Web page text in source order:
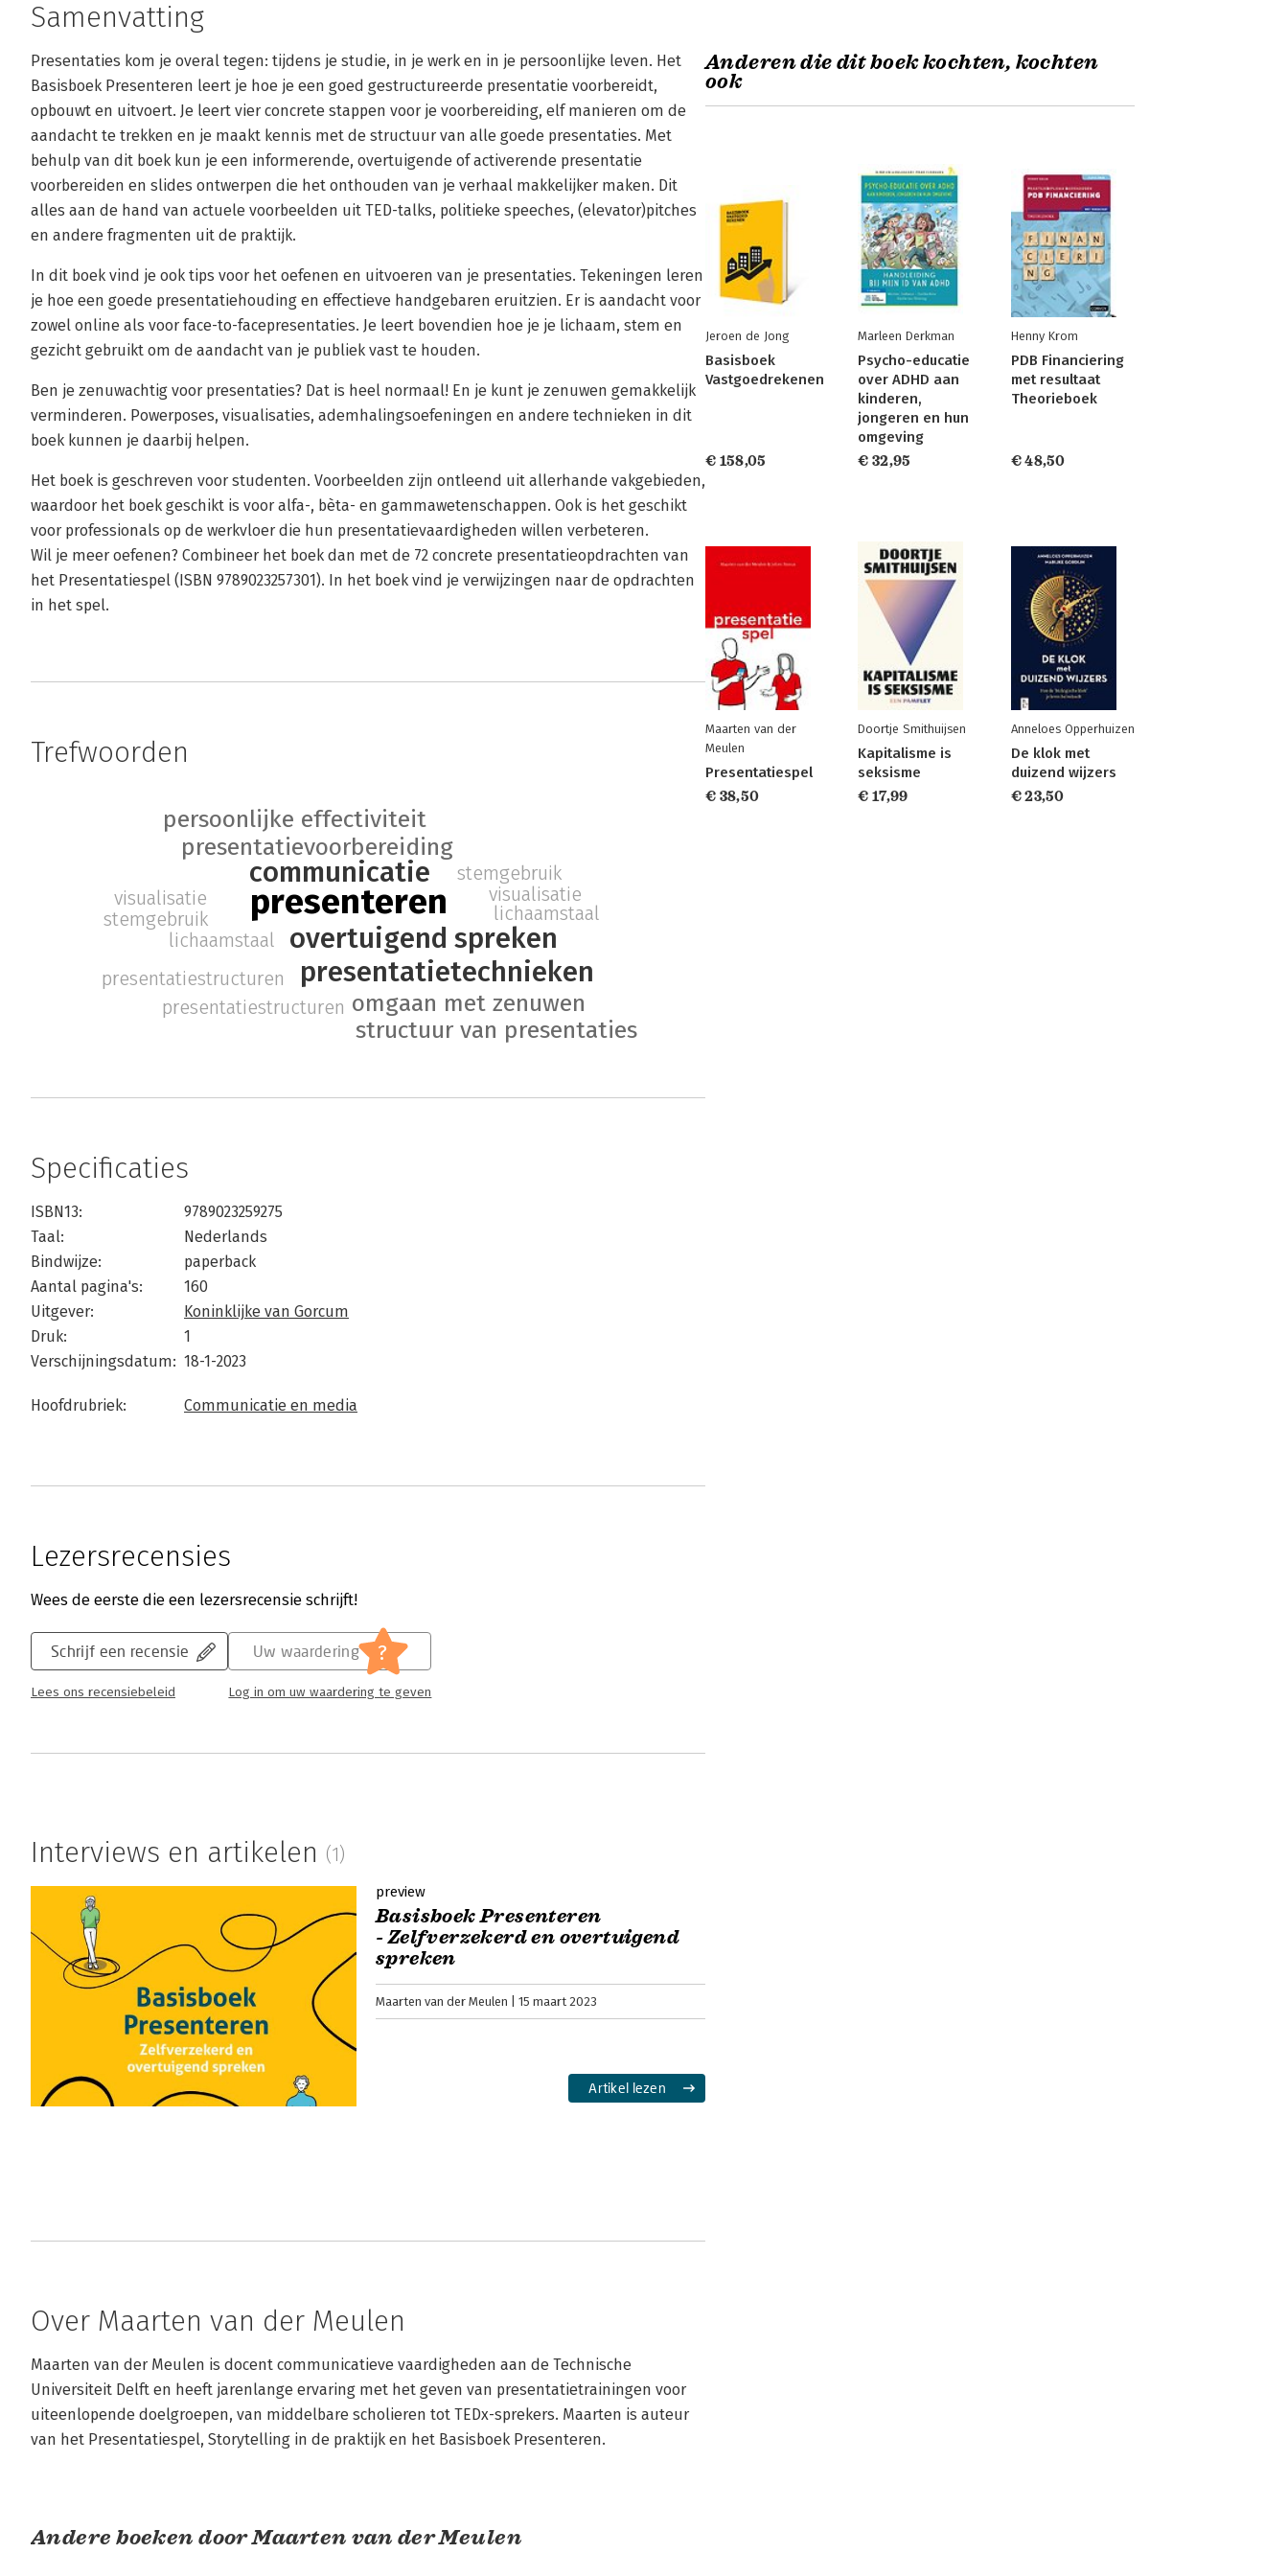
Samenvatting
Presentaties kom je overal tegen: tijdens je studie, in je werk en in je persoonlijke leven. Het
Basisboek Presenteren leert je hoe je een goed gestructureerde presentatie voorbereidt,
opbouwt en uitvoert. Je leert vier concrete stappen voor je voorbereiding, elf manieren om de
aandacht te trekken en je maakt kennis met de structuur van alle goede presentaties. Met
behulp van dit boek kun je een informerende, overtuigende of activerende presentatie
voorbereiden en slides ontwerpen die het onthouden van je verhaal makkelijker maken. Dit
alles aan de hand van actuele voorbeelden uit TED-talks, politieke speeches, (elevator)pitches
en andere fragmenten uit de praktijk.
In dit boek vind je ook tips voor het oefenen en uitvoeren van je presentaties. Tekeningen leren
je hoe een goede presentatiehouding en effectieve handgebaren eruitzien. Er is aandacht voor
zowel online als voor face-to-facepresentaties. Je leert bovendien hoe je je lichaam, stem en
gezicht gebruikt om de aandacht van je publiek vast te houden.
Ben je zenuwachtig voor presentaties? Dat is heel normaal! En je kunt je zenuwen gemakkelijk
verminderen. Powerposes, visualisaties, ademhalingsoefeningen en andere technieken in dit
boek kunnen je daarbij helpen.
Het boek is geschreven voor studenten. Voorbeelden zijn ontleend uit allerhande vakgebieden,
waardoor het boek geschikt is voor alfa-, bèta- en gammawetenschappen. Ook is het geschikt
voor professionals op de werkvloer die hun presentatievaardigheden willen verbeteren.
Wil je meer oefenen? Combineer het boek dan met de 72 concrete presentatieopdrachten van
het Presentatiespel (ISBN 9789023257301). In het boek vind je verwijzingen naar de opdrachten
in het spel.
Trefwoorden
presenteren
overtuigend spreken
communicatie
presentatietechnieken
presentatievoorbereiding
omgaan met zenuwen
persoonlijke effectiviteit
structuur van presentaties
presentatiestructuren
lichaamstaal
stemgebruik
visualisatie
presentatiestructuren
lichaamstaal
stemgebruik
visualisatie
Specificaties
ISBN13:
9789023259275
Taal:
Nederlands
Bindwijze:
paperback
Aantal pagina's:
160
Uitgever:
Koninklijke van Gorcum
Druk:
1
Verschijningsdatum: 18-1-2023
Hoofdrubriek: Communicatie en media
Lezersrecensies
Wees de eerste die een lezersrecensie schrijft!
Schrijf een recensie
Lees ons recensiebeleid
Uw waardering ?
Log in om uw waardering te geven
Interviews en artikelen (1)
preview
Basisboek Presenteren
- Zelfverzekerd en overtuigend
spreken
Maarten van der Meulen 15 maart 2023
Artikel lezen
Over Maarten van der Meulen
Maarten van der Meulen is docent communicatieve vaardigheden aan de Technische
Universiteit Delft en heeft jarenlange ervaring met het geven van presentatietrainingen voor
uiteenlopende doelgroepen, van middelbare scholieren tot TEDx-sprekers. Maarten is auteur
van het Presentatiespel, Storytelling in de praktijk en het Basisboek Presenteren.
Andere boeken door Maarten van der Meulen
Anderen die dit boek kochten, kochten
ook
Jeroen de Jong
Basisboek
Vastgoedrekenen
€ 158,05
Marleen Derkman
Psycho-educatie
over ADHD aan
kinderen,
jongeren en hun
omgeving
€ 32,95
Henny Krom
PDB Financiering
met resultaat
Theorieboek
€ 48,50
Maarten van der
Meulen
Presentatiespel
€ 38,50
Doortje Smithuijsen
Kapitalisme is
seksisme
€ 17,99
Anneloes Opperhuizen
De klok met
duizend wijzers
€ 23,50